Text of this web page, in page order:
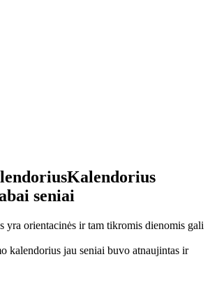
Kalendorius
seniai
yra orientacinės ir tam tikromis dienomis gali
kalendorius jau seniai buvo atnaujintas ir